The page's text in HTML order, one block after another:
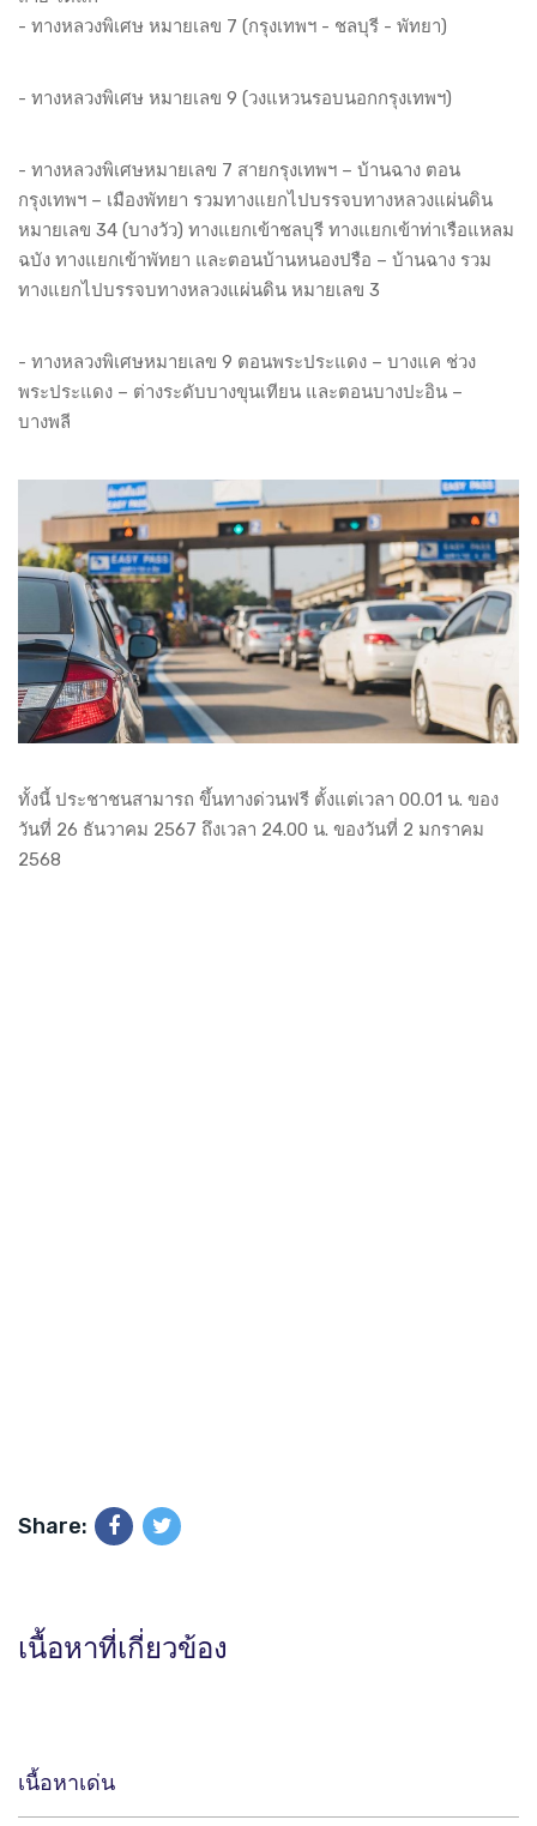
- ทางหลวงพิเศษ หมายเลข 7 (กรุงเทพฯ - ชลบุรี - พัทยา)
- ทางหลวงพิเศษ หมายเลข 9 (วงแหวนรอบนอกกรุงเทพฯ)
- ทางหลวงพิเศษหมายเลข 7 สายกรุงเทพฯ – บ้านฉาง ตอน
กรุงเทพฯ – เมืองพัทยา รวมทางแยกไปบรรจบทางหลวงแผ่นดิน
หมายเลข 34 (บางวัว) ทางแยกเข้าชลบุรี ทางแยกเข้าท่าเรือแหลม
ฉบัง ทางแยกเข้าพัทยา และตอนบ้านหนองปรือ – บ้านฉาง รวม
ทางแยกไปบรรจบทางหลวงแผ่นดิน หมายเลข 3
- ทางหลวงพิเศษหมายเลข 9 ตอนพระประแดง – บางแค ช่วง
พระประแดง – ต่างระดับบางขุนเทียน และตอนบางปะอิน –
บางพลี
ทั้งนี้ ประชาชนสามารถ ขึ้นทางด่วนฟรี ตั้งแต่เวลา 00.01 น. ของ
วันที่ 26 ธันวาคม 2567 ถึงเวลา 24.00 น. ของวันที่ 2 มกราคม
2568
Share:
เนื้อหาที่เกี่ยวข้อง
เนื้อหาเด่น